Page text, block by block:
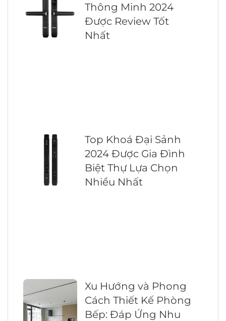
Thông Minh 2024
Được Review Tốt
Nhất
Top Khoá Đại Sảnh
2024 Được Gia Đình
Biệt Thự Lựa Chọn
Nhiều Nhất
Xu Hướng và Phong
Cách Thiết Kế Phòng
Bếp: Đáp Ứng Nhu